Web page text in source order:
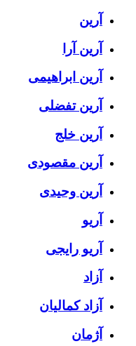
آرین
آرین آرا
آرین ابراهیمی
آرین تفضلی
آرین خلج
آرین مقصودی
آرین وحیدی
آریو
آریو رایجی
آزاد
آزاد کمالیان
آژمان